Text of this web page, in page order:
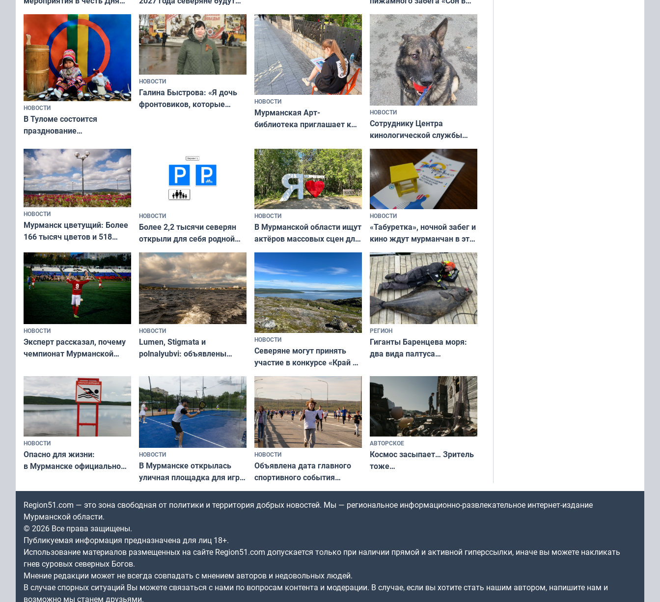
физкультурника
отдыхать 11 дней
а потому что
ты им интересен»
Олимпийскую ночь»
НОВОСТИ
В Туломе состоится
празднование
коренных народов мира
НОВОСТИ
Галина Быстрова: «Я дочь
фронтовиков, которые
НОВОСТИ
Мурманская Арт-
библиотека приглашает к
и фотографов
НОВОСТИ
Сотруднику Центра
кинологической службы
ищут новый дом
НОВОСТИ
Мурманск цветущий: Более
166 тысяч цветов и 518
НОВОСТИ
Более 2,2 тысячи северян
открыли для себя родной
край в рамках проекта
«Туризм для своих»
НОВОСТИ
В Мурманской области ищут
актёров массовых сцен для
съёмок в
короткометражном фильме
НОВОСТИ
«Табуретка», ночной забег и
кино ждут мурманчан в эти
выходные
НОВОСТИ
Эксперт рассказал, почему
чемпионат Мурманской
незамеченным
НОВОСТИ
Lumen, Stigmata и
polnalyubvi: объявлены
«Имандра» в 2026 года
НОВОСТИ
Северяне могут принять
участие в конкурсе «Край у
северной границы: фотогид
по Печенгскому округу»
РЕГИОН
Гиганты Баренцева моря:
два вида палтуса
НОВОСТИ
Опасно для жизни:
в Мурманске официально
в городских водоёмах
НОВОСТИ
В Мурманске открылась
уличная площадка для игры
в падел
НОВОСТИ
Объявлена дата главного
спортивного события
Заполярья: как зарождался
фестиваль «Гольфстрим»
АВТОРСКОЕ
Космос засыпает… Зритель
тоже…
Region51.com — это зона свободная от политики и территория добрых новостей. Мы — региональное информационно-развлекательное интернет-издание
Мурманской области.
© 2026 Все права защищены.
Публикуемая информация предназначена для лиц 18+.
Использование материалов размещенных на сайте Region51.com допускается только при наличии прямой и активной гиперссылки, иначе вы можете накликать
гнев суровых северных Богов.
Мнение редакции может не всегда совпадать с мнением авторов и недовольных людей.
В случае спорных ситуаций Вы можете связаться с нами по вопросам контента и модерации. В случае, если вы хотите стать нашим автором, напишите нам и
возможно мы станем друзьями.